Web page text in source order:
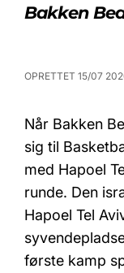
Bakken
OPRETTET 15/07
Når Bakken
sig til
med Hapoel
runde. Den
Hapoel Tel
første kamp